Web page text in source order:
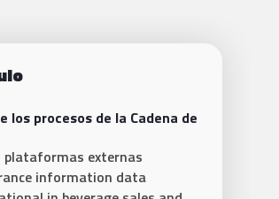
los procesos de la Cadena de
plataformas externas
information data